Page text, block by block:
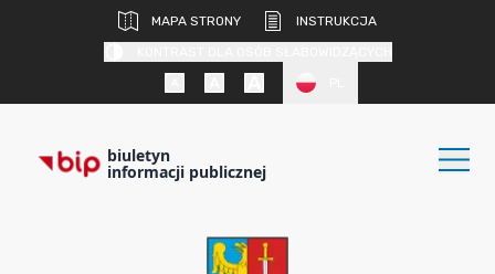
MAPA STRONY
INSTRUKCJA
biuletyn
informacji publicznej